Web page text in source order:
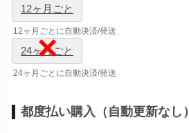
12ヶ月ごと
12ヶ月ごとに自動決済/発送
24ヶ月ごと
24ヶ月ごとに自動決済/発送
都度払い購入（自動更新なし）